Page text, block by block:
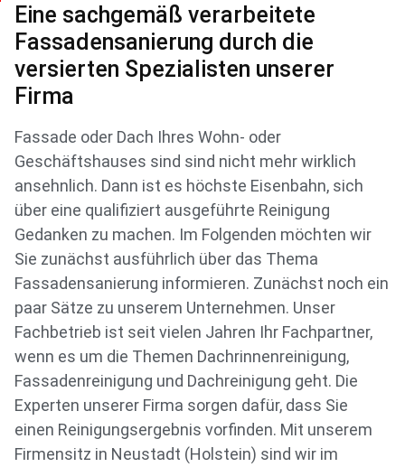
Eine sachgemäß verarbeitete
Fassadensanierung durch die
versierten Spezialisten unserer
Firma
Fassade oder Dach Ihres Wohn- oder
Geschäftshauses sind sind nicht mehr wirklich
ansehnlich. Dann ist es höchste Eisenbahn, sich
über eine qualifiziert ausgeführte Reinigung
Gedanken zu machen. Im Folgenden möchten wir
Sie zunächst ausführlich über das Thema
Fassadensanierung informieren. Zunächst noch ein
paar Sätze zu unserem Unternehmen. Unser
Fachbetrieb ist seit vielen Jahren Ihr Fachpartner,
wenn es um die Themen Dachrinnenreinigung,
Fassadenreinigung und Dachreinigung geht. Die
Experten unserer Firma sorgen dafür, dass Sie
einen Reinigungsergebnis vorfinden. Mit unserem
Firmensitz in Neustadt (Holstein) sind wir im